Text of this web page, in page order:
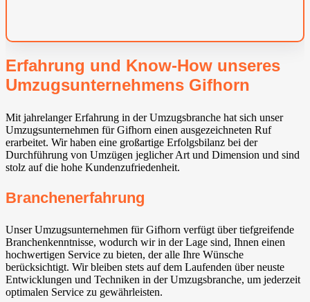
Erfahrung und Know-How unseres
Umzugsunternehmens Gifhorn
Mit jahrelanger Erfahrung in der Umzugsbranche hat sich unser
Umzugsunternehmen für Gifhorn einen ausgezeichneten Ruf
erarbeitet. Wir haben eine großartige Erfolgsbilanz bei der
Durchführung von Umzügen jeglicher Art und Dimension und sind
stolz auf die hohe Kundenzufriedenheit.
Branchenerfahrung
Unser Umzugsunternehmen für Gifhorn verfügt über tiefgreifende
Branchenkenntnisse, wodurch wir in der Lage sind, Ihnen einen
hochwertigen Service zu bieten, der alle Ihre Wünsche
berücksichtigt. Wir bleiben stets auf dem Laufenden über neuste
Entwicklungen und Techniken in der Umzugsbranche, um jederzeit
optimalen Service zu gewährleisten.